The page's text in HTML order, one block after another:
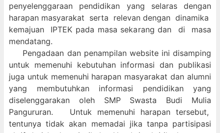
penyelenggaraan pendidikan yang selaras dengan
harapan masyarakat serta relevan dengan dinamika
kemajuan IPTEK pada masa sekarang dan di masa
mendatang.
Pengadaan dan penampilan website ini disamping
untuk memenuhi kebutuhan informasi dan publikasi
juga untuk memenuhi harapan masyarakat dan alumni
yang membutuhkan informasi pendidikan yang
diselenggarakan oleh SMP Swasta Budi Mulia
Pangururan. Untuk memenuhi harapan tersebut,
tentunya tidak akan memadai jika tanpa partisipasi